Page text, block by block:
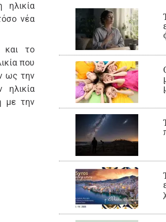
ηλικία
νέα
και το
που
ως την
με την